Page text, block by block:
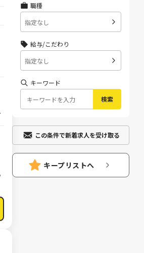
職種
指定なし
給与/こだわり
指定なし
キーワード
検索
この条件で新着求人を受け取る
キープリストへ